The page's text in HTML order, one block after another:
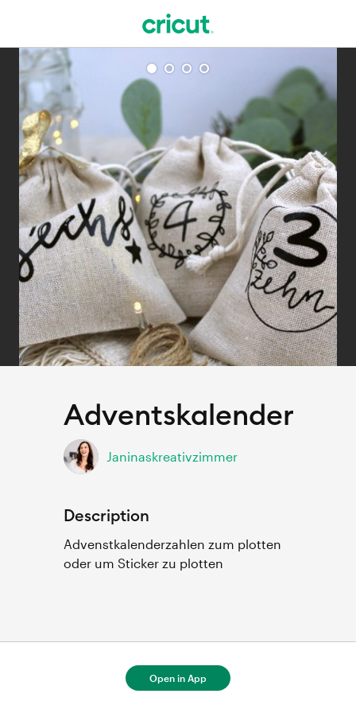
Adventskalender
Janinaskreativzimmer
Description
Advenstkalenderzahlen zum plotten
oder um Sticker zu plotten
For full project details, open in Cricut
Design Space.
Open in App